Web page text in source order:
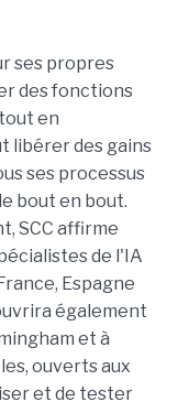
ses propres
des fonctions
en
libérer des gains
ses processus
bout en bout.
SCC affirme
de l'IA
Espagne
également
et à
ouverts aux
et de tester